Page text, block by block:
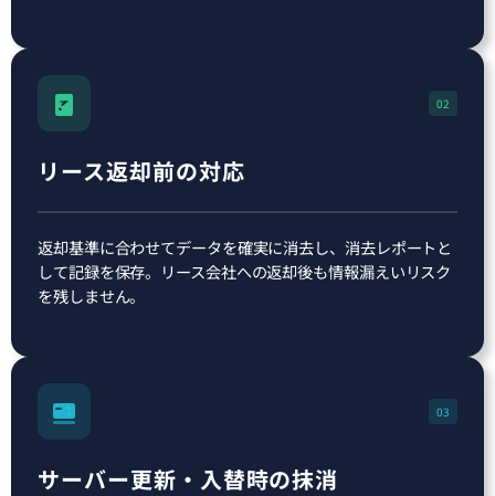
02
リース返却前の対応
返却基準に合わせてデータを確実に消去し、消去レポートと
して記録を保存。リース会社への返却後も情報漏えいリスク
を残しません。
03
サーバー更新・入替時の抹消